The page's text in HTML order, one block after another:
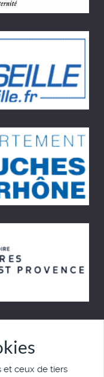
- 2026
et ceux de tiers